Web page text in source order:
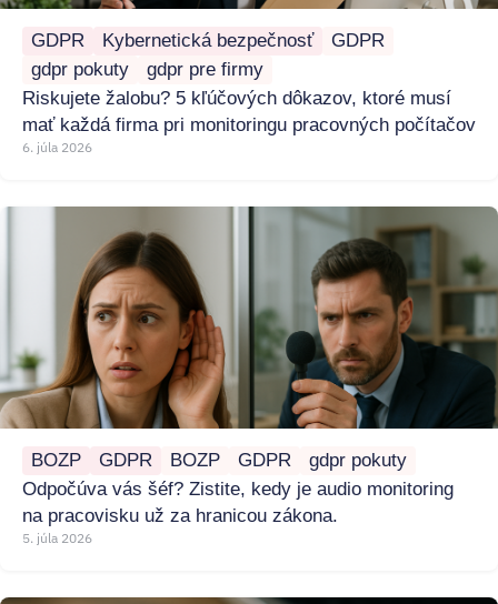
GDPR Kybernetická bezpečnosť
GDPR
gdpr pokuty
gdpr pre firmy
Riskujete žalobu? 5 kľúčových dôkazov, ktoré musí
mať každá firma pri monitoringu pracovných počítačov
6. júla 2026
BOZP GDPR BOZP GDPR
gdpr pokuty
Odpočúva vás šéf? Zistite, kedy je audio monitoring
na pracovisku už za hranicou zákona.
5. júla 2026